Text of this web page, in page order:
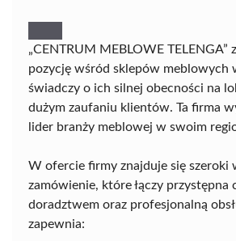
„CENTRUM MEBLOWE TELENGA”
pozycję wśród sklepów meblowych
świadczy o ich silnej obecności na
dużym zaufaniu klientów. Ta firma
lider branży meblowej w swoim
W ofercie firmy znajduje się szeroki
zamówienie, które łączy przystępna
doradztwem oraz profesjonalną
zapewnia: